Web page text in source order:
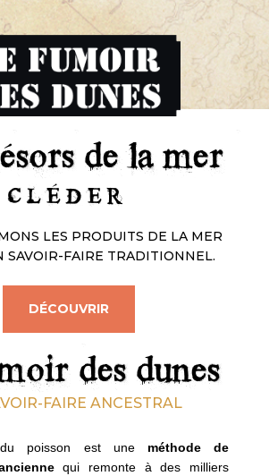
de la mer
CLÉDER
LES PRODUITS DE LA MER
SAVOIR-FAIRE TRADITIONNEL.
DÉCOUVRIR
des dunes
FAIRE ANCESTRAL
poisson est une méthode de
qui remonte à des milliers